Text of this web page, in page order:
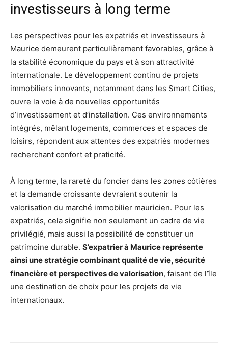
investisseurs à long terme
Les perspectives pour les expatriés et investisseurs à
Maurice demeurent particulièrement favorables, grâce à
la stabilité économique du pays et à son attractivité
internationale. Le développement continu de projets
immobiliers innovants, notamment dans les Smart Cities,
ouvre la voie à de nouvelles opportunités
d’investissement et d’installation. Ces environnements
intégrés, mêlant logements, commerces et espaces de
loisirs, répondent aux attentes des expatriés modernes
recherchant confort et praticité.
À long terme, la rareté du foncier dans les zones côtières
et la demande croissante devraient soutenir la
valorisation du marché immobilier mauricien. Pour les
expatriés, cela signifie non seulement un cadre de vie
privilégié, mais aussi la possibilité de constituer un
patrimoine durable. S’expatrier à Maurice représente
ainsi une stratégie combinant qualité de vie, sécurité
financière et perspectives de valorisation, faisant de l’île
une destination de choix pour les projets de vie
internationaux.